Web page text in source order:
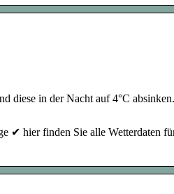
diese in der Nacht auf 4°C
✔ hier finden Sie alle Wetterdaten